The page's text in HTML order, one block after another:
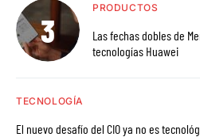
PRODUCTOS
Las fechas dobles de
tecnologías Huawei
TECNOLOGÍA
El nuevo desafío del CIO ya no es